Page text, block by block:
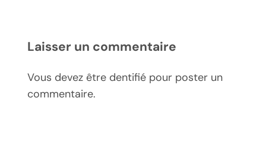
Laisser un commentaire
Vous devez être dentifié pour poster un
commentaire.